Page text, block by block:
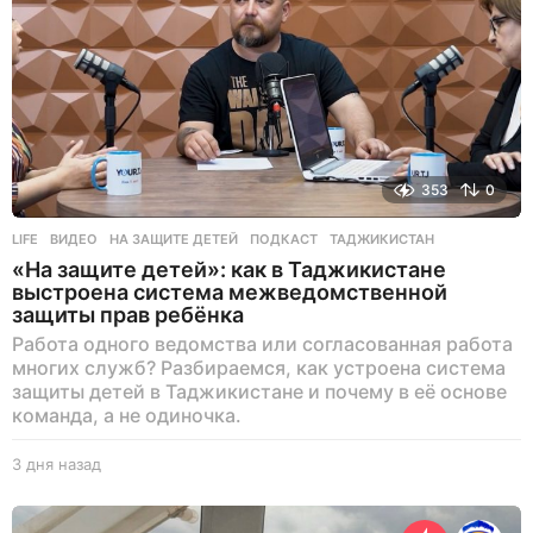
353 0
LIFE ВИДЕО ,НА ЗАЩИТЕ ДЕТЕЙ ,ПОДКАСТ ,ТАДЖИКИСТАН
«На защите детей»: как в Таджикистане
выстроена система межведомственной
защиты прав ребёнка
Работа одного ведомства или согласованная работа
многих служб? Разбираемся, как устроена система
защиты детей в Таджикистане и почему в её основе
команда, а не одиночка.
3 дня назад
н